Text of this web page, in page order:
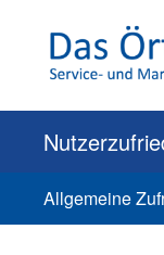
Allgemeine